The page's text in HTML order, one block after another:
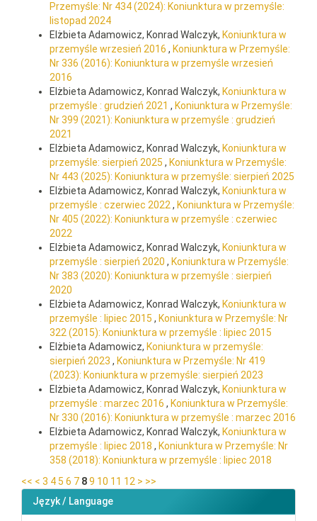
Przemyśle: Nr 434 (2024): Koniunktura w przemyśle:
listopad 2024
Elżbieta Adamowicz, Konrad Walczyk, Koniunktura w
przemyśle wrzesień 2016 , Koniunktura w Przemyśle:
Nr 336 (2016): Koniunktura w przemyśle wrzesień
2016
Elżbieta Adamowicz, Konrad Walczyk, Koniunktura w
przemyśle : grudzień 2021 , Koniunktura w Przemyśle:
Nr 399 (2021): Koniunktura w przemyśle : grudzień
2021
Elżbieta Adamowicz, Konrad Walczyk, Koniunktura w
przemyśle: sierpień 2025 , Koniunktura w Przemyśle:
Nr 443 (2025): Koniunktura w przemyśle: sierpień 2025
Elżbieta Adamowicz, Konrad Walczyk, Koniunktura w
przemyśle : czerwiec 2022 , Koniunktura w Przemyśle:
Nr 405 (2022): Koniunktura w przemyśle : czerwiec
2022
Elżbieta Adamowicz, Konrad Walczyk, Koniunktura w
przemyśle : sierpień 2020 , Koniunktura w Przemyśle:
Nr 383 (2020): Koniunktura w przemyśle : sierpień
2020
Elżbieta Adamowicz, Konrad Walczyk, Koniunktura w
przemyśle : lipiec 2015 , Koniunktura w Przemyśle: Nr
322 (2015): Koniunktura w przemyśle : lipiec 2015
Elżbieta Adamowicz, Koniunktura w przemyśle:
sierpień 2023 , Koniunktura w Przemyśle: Nr 419
(2023): Koniunktura w przemyśle: sierpień 2023
Elżbieta Adamowicz, Konrad Walczyk, Koniunktura w
przemyśle : marzec 2016 , Koniunktura w Przemyśle:
Nr 330 (2016): Koniunktura w przemyśle : marzec 2016
Elżbieta Adamowicz, Konrad Walczyk, Koniunktura w
przemyśle : lipiec 2018 , Koniunktura w Przemyśle: Nr
358 (2018): Koniunktura w przemyśle : lipiec 2018
<< < 3 4 5 6 7 89 10 11 12 > >>
Język / Language